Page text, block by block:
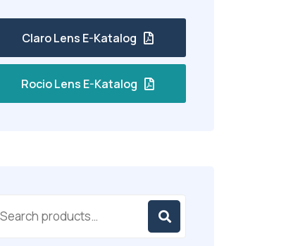
Claro Lens E-Katalog
Rocio Lens E-Katalog